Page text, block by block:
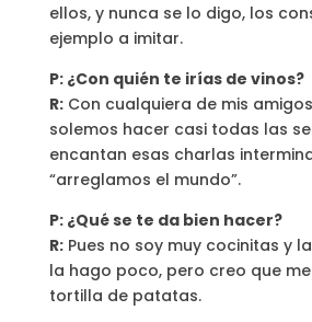
ellos, y nunca se lo digo, los
ejemplo a imitar.
P: ¿Con quién te irías de vinos?
R:Con cualquiera de mis
solemos hacer casi todas las
encantan esas charlas
“arreglamos el mundo”.
P: ¿Qué se te da bien hacer?
R:Pues no soy muy cocinitas y
la hago poco, pero creo que
tortilla de patatas.